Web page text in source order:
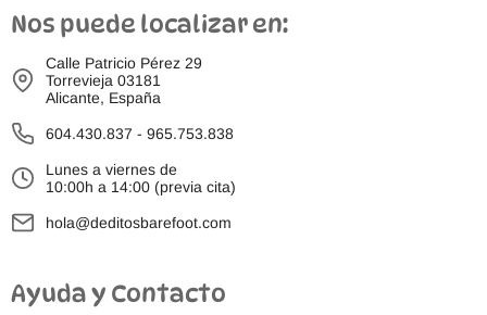
Nos puede localizar en:
Calle Patricio Pérez 29
Torrevieja 03181
Alicante, España
604.430.837 - 965.753.838
Lunes a viernes de
10:00h a 14:00 (previa cita)
hola@deditosbarefoot.com
Ayuda y Contacto